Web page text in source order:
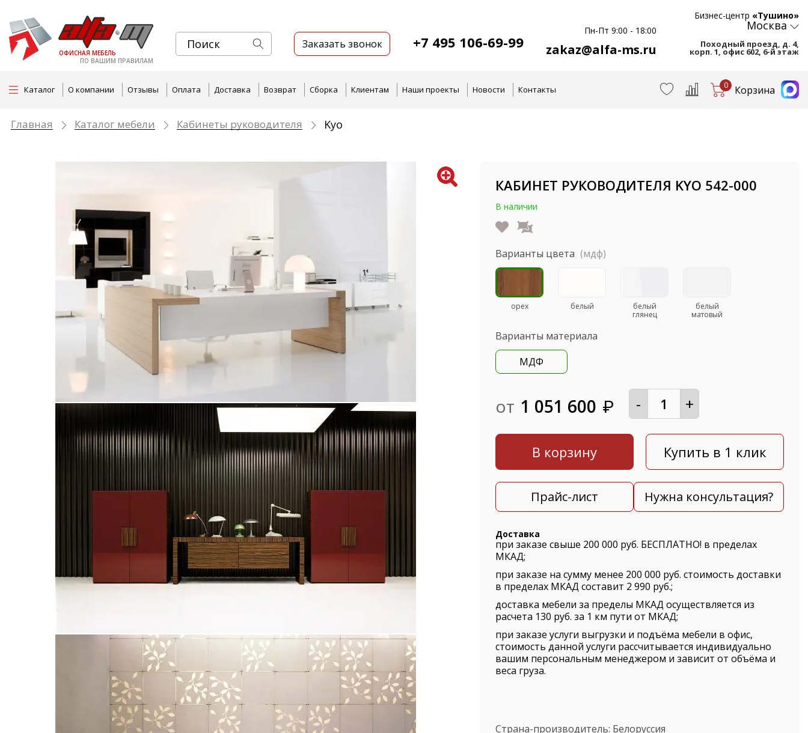
ОФИСНАЯ МЕБЕЛЬ
ПО ВАШИМ ПРАВИЛАМ
Заказать звонок +7 495 106-69-99
Пн-Пт 9:00 - 18:00
zakaz@alfa-ms.ru
Бизнес-центр «Тушино»
Москва
Походный проезд, д. 4,
корп. 1, офис 602, 6-й этаж
Каталог О компании Отзывы Оплата Доставка Возврат Сборка Клиентам Наши проекты Новости Контакты 0 Корзина
Главная Каталог мебели Кабинеты руководителя Kyo
КАБИНЕТ РУКОВОДИТЕЛЯ KYO 542-000
В наличии
Варианты цвета (мдф)
орех белый
белый
глянец
белый
матовый
Варианты материала
МДФ
от 1 051 600 ₽ - +
В корзину Купить в 1 клик
Прайс-лист Нужна консультация?
Доставка
при заказе свыше 200 000 руб. БЕСПЛАТНО! в пределах
МКАД;
при заказе на сумму менее 200 000 руб. стоимость доставки
в пределах МКАД составит 2 990 руб.;
доставка мебели за пределы МКАД осуществляется из
расчета 130 руб. за 1 км пути от МКАД;
при заказе услуги выгрузки и подъёма мебели в офис,
стоимость данной услуги рассчитывается индивидуально
вашим персональным менеджером и зависит от объёма и
веса груза.
Страна-производитель: Белоруссия